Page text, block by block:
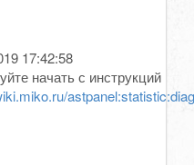
17:42:58
начать с инструкций